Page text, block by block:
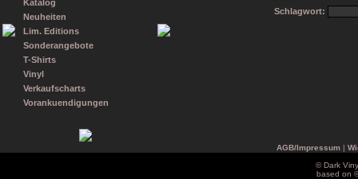
Katalog
Neuheiten
Lim. Editions
Sonderangebote
T-Shirts
Vinyl
Verkaufscharts
Vorankuendigungen
Schlagwort:
AGB/Impressum|
© Dark
based on